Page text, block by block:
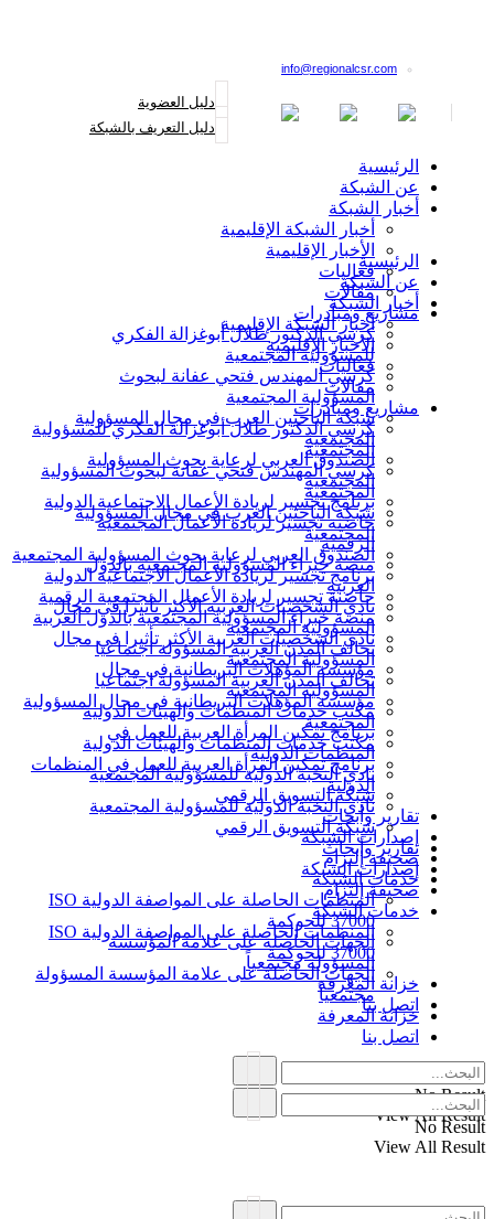
info@regionalcsr.com
دليل العضوية
دليل التعريف بالشبكة
الرئيسية
عن الشبكة
أخبار الشبكة
أخبار الشبكة الإقليمية
الأخبار الإقليمية
فعاليات
مقالات
مشاريع ومبادرات
كرسي الدكتور طلال أبوغزالة الفكري
للمسؤولية المجتمعية
كرسي المهندس فتحي عفانة لبحوث
المسؤولية المجتمعية
شبكة الباحثين العرب في مجال المسؤولية
المجتمعية
الصندوق العربي لرعاية بحوث المسؤولية
المجتمعية
برنامج تجسير لريادة الأعمال الاجتماعية الدولية
حاضنة تجسير لريادة الأعمال المجتمعية
الرقمية
منصة خبراء المسؤولية المجتمعية بالدول
العربية
نادي الشخصيات العربية الأكثر تأثيرا في مجال
المسؤولية المجتمعية
تحالف المدن العربية المسؤولة اجتماعيا
مؤسسة المؤهلات البريطانية في مجال
المسؤولية المجتمعية
مكتب خدمات المنظمات والهيئات الدولية
برنامج تمكين المرأة العربية للعمل في
المنظمات الدولية
نادي النخبة الدولية للمسؤولية المجتمعية
شبكة التسويق الرقمي
تقارير وأبحاث
إصدارات الشبكة
صحيفة إلتزام
خدمات الشبكة
المنظمات الحاصلة على المواصفة الدولية ISO
37000 للحوكمة
الجهات الحاصلة على علامة المؤسسة
المسؤولة مجتمعياً
خزانة المعرفة
اتصل بنا
No Result
View All Result
الرئيسية
عن الشبكة
أخبار الشبكة
أخبار الشبكة الإقليمية
الأخبار الإقليمية
فعاليات
مقالات
مشاريع ومبادرات
كرسي الدكتور طلال أبوغزالة الفكري للمسؤولية
المجتمعية
كرسي المهندس فتحي عفانة لبحوث المسؤولية
المجتمعية
شبكة الباحثين العرب في مجال المسؤولية
المجتمعية
الصندوق العربي لرعاية بحوث المسؤولية المجتمعية
برنامج تجسير لريادة الأعمال الاجتماعية الدولية
حاضنة تجسير لريادة الأعمال المجتمعية الرقمية
منصة خبراء المسؤولية المجتمعية بالدول العربية
نادي الشخصيات العربية الأكثر تأثيرا في مجال
المسؤولية المجتمعية
تحالف المدن العربية المسؤولة اجتماعيا
مؤسسة المؤهلات البريطانية في مجال المسؤولية
المجتمعية
مكتب خدمات المنظمات والهيئات الدولية
برنامج تمكين المرأة العربية للعمل في المنظمات
الدولية
نادي النخبة الدولية للمسؤولية المجتمعية
شبكة التسويق الرقمي
تقارير وأبحاث
إصدارات الشبكة
صحيفة إلتزام
خدمات الشبكة
المنظمات الحاصلة على المواصفة الدولية ISO
37000 للحوكمة
الجهات الحاصلة على علامة المؤسسة المسؤولة
مجتمعياً
خزانة المعرفة
اتصل بنا
No Result
View All Result